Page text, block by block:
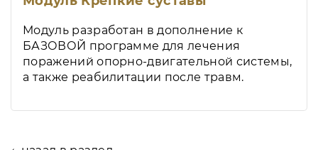
Модуль разработан в дополнение к
БАЗОВОЙ программе для лечения
поражений опорно-двигательной системы,
а также реабилитации после травм.